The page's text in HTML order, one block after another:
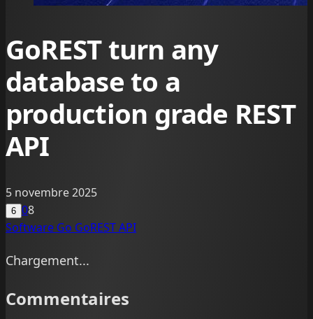
GoREST turn any
database to a
production grade REST
API
5 novembre 2025
6 08
Software Go GoRESTAPI
Chargement...
Commentaires